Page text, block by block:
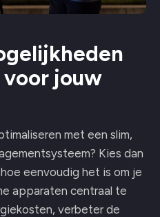
voor jouw
met een slim,
Kies dan
eenvoudig het is om je
apparaten centraal te
verbeter de